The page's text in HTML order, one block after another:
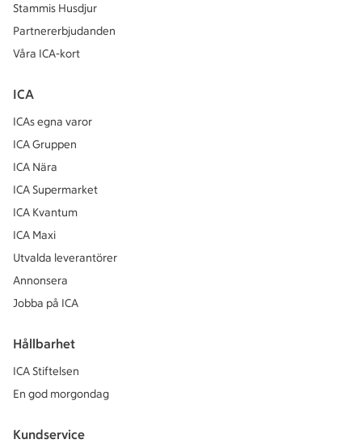
Stammis Husdjur
Partnererbjudanden
Våra ICA-kort
ICA
ICAs egna varor
ICA Gruppen
ICA Nära
ICA Supermarket
ICA Kvantum
ICA Maxi
Utvalda leverantörer
Annonsera
Jobba på ICA
Hållbarhet
ICA Stiftelsen
En god morgondag
Kundservice